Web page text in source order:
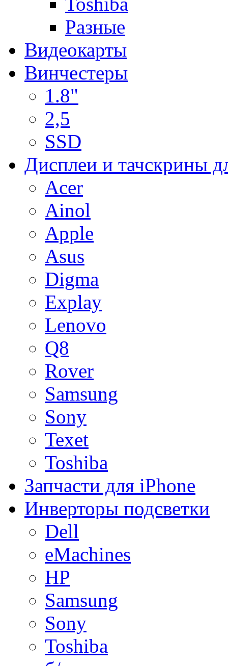
Разные
Видеокарты
Винчестеры
1.8"
2,5
SSD
Дисплеи и тачскрины
Acer
Ainol
Apple
Asus
Digma
Explay
Lenovo
Q8
Rover
Samsung
Sony
Texet
Toshiba
Запчасти для iPhone
Инверторы подсветки
Dell
eMachines
HP
Samsung
Sony
Toshiba